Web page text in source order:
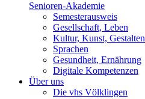
Senioren-Akademie
Semesterausweis
Gesellschaft, Leben
Kultur, Kunst, Gestalten
Sprachen
Gesundheit, Ernährung
Digitale Kompetenzen
Über uns
Die vhs Völklingen